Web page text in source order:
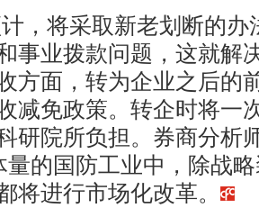
，将采取新老划断的办
事业拨款问题，这就解
方面，转为企业之后的
减免政策。转企时将一
研院所负担。券商分析
量的国防工业中，除战
将进行市场化改革。